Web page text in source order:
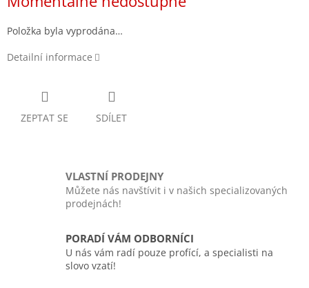
cena:
Položka byla vyprodána…
Detailní informace
ZEPTAT SE SDÍLET
VLASTNÍ PRODEJNY
Můžete nás navštívit i v našich specializovaných
prodejnách!
PORADÍ VÁM ODBORNÍCI
U nás vám radí pouze profící, a specialisti na
slovo vzatí!